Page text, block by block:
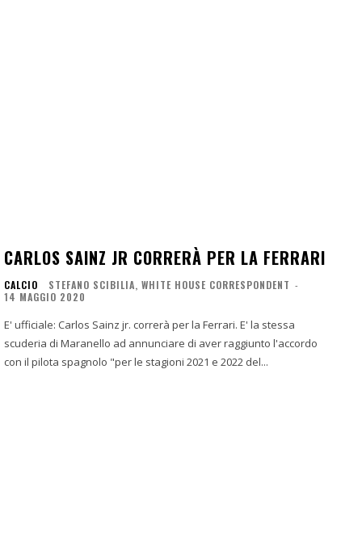
CARLOS SAINZ JR CORRERÀ PER LA FERRARI
CALCIO STEFANO SCIBILIA, WHITE HOUSE CORRESPONDENT -
14 MAGGIO 2020
E' ufficiale: Carlos Sainz jr. correrà per la Ferrari. E' la stessa
scuderia di Maranello ad annunciare di aver raggiunto l'accordo
con il pilota spagnolo "per le stagioni 2021 e 2022 del...